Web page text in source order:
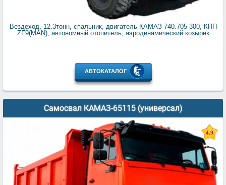
Вездеход, 12.3тонн, спальник, двигатель КАМАЗ 740.705-300, КПП
ZF9(MAN), автономный отопитель, аэродинамический козырек
АВТОКАТАЛОГ
Самосвал КАМАЗ-65115 (универсал)
4.9